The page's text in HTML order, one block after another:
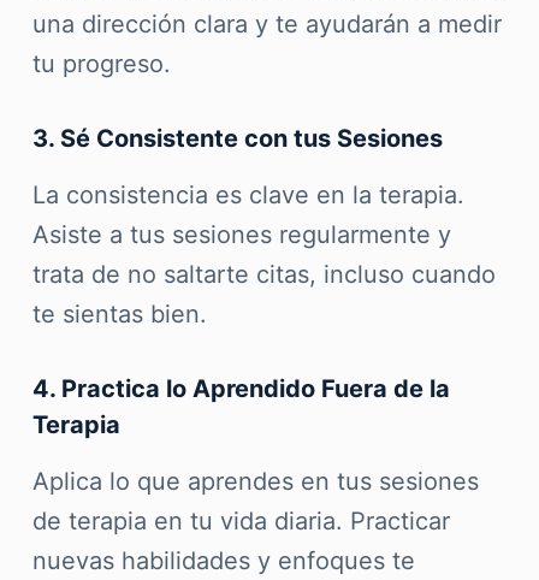
una dirección clara y te ayudarán a medir
tu progreso.
3. Sé Consistente con tus Sesiones
La consistencia es clave en la terapia.
Asiste a tus sesiones regularmente y
trata de no saltarte citas, incluso cuando
te sientas bien.
4. Practica lo Aprendido Fuera de la
Terapia
Aplica lo que aprendes en tus sesiones
de terapia en tu vida diaria. Practicar
nuevas habilidades y enfoques te